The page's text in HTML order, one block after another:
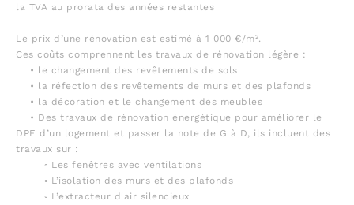
la TVA au prorata des années restantes
Le prix d’une rénovation est estimé à 1 000 €/m².
Ces coûts comprennent les travaux de rénovation légère :
• le changement des revêtements de sols
• la réfection des revêtements de murs et des plafonds
• la décoration et le changement des meubles
• Des travaux de rénovation énergétique pour améliorer le
DPE d’un logement et passer la note de G à D, ils incluent des
travaux sur :
◦ Les fenêtres avec ventilations
◦ L’isolation des murs et des plafonds
◦ L’extracteur d'air silencieux